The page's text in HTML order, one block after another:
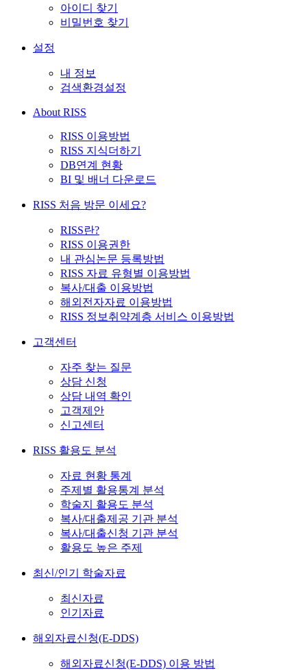
아이디 찾기
비밀번호 찾기
설정
내 정보
검색환경설정
About RISS
RISS 이용방법
RISS 지식더하기
DB연계 현황
BI 및 배너 다운로드
RISS 처음 방문 이세요?
RISS란?
RISS 이용권한
내 관심논문 등록방법
RISS 자료 유형별 이용방법
복사/대출 이용방법
해외전자자료 이용방법
RISS 정보취약계층 서비스 이용방법
고객센터
자주 찾는 질문
상담 신청
상담 내역 확인
고객제안
신고센터
RISS 활용도 분석
자료 현황 통계
주제별 활용통계 분석
학술지 활용도 분석
복사/대출제공 기관 분석
복사/대출신청 기관 분석
활용도 높은 주제
최신/인기 학술자료
최신자료
인기자료
해외자료신청(E-DDS)
해외자료신청(E-DDS) 이용 방법